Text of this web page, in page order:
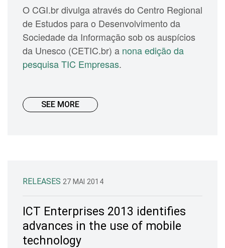
O CGI.br divulga através do Centro Regional
de Estudos para o Desenvolvimento da
Sociedade da Informação sob os auspícios
da Unesco (CETIC.br) a nona edição da
pesquisa TIC Empresas.
SEE MORE
RELEASES 27 MAI 2014
ICT Enterprises 2013 identifies
advances in the use of mobile
technology